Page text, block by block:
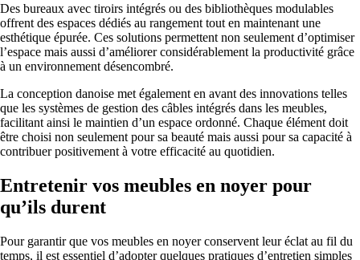
Des bureaux avec tiroirs intégrés ou des bibliothèques modulables
offrent des espaces dédiés au rangement tout en maintenant une
esthétique épurée. Ces solutions permettent non seulement d’optimiser
l’espace mais aussi d’améliorer considérablement la productivité grâce
à un environnement désencombré.
La conception danoise met également en avant des innovations telles
que les systèmes de gestion des câbles intégrés dans les meubles,
facilitant ainsi le maintien d’un espace ordonné. Chaque élément doit
être choisi non seulement pour sa beauté mais aussi pour sa capacité à
contribuer positivement à votre efficacité au quotidien.
Entretenir vos meubles en noyer pour
qu’ils durent
Pour garantir que vos meubles en noyer conservent leur éclat au fil du
temps, il est essentiel d’adopter quelques pratiques d’entretien simples